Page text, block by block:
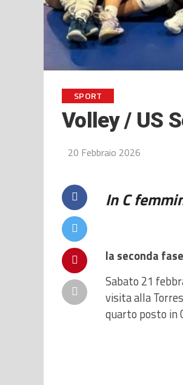
SPORT
Volley / US
20 Febbraio 2026
In C
la seconda
Sabato 21
visita alla
quarto posto in